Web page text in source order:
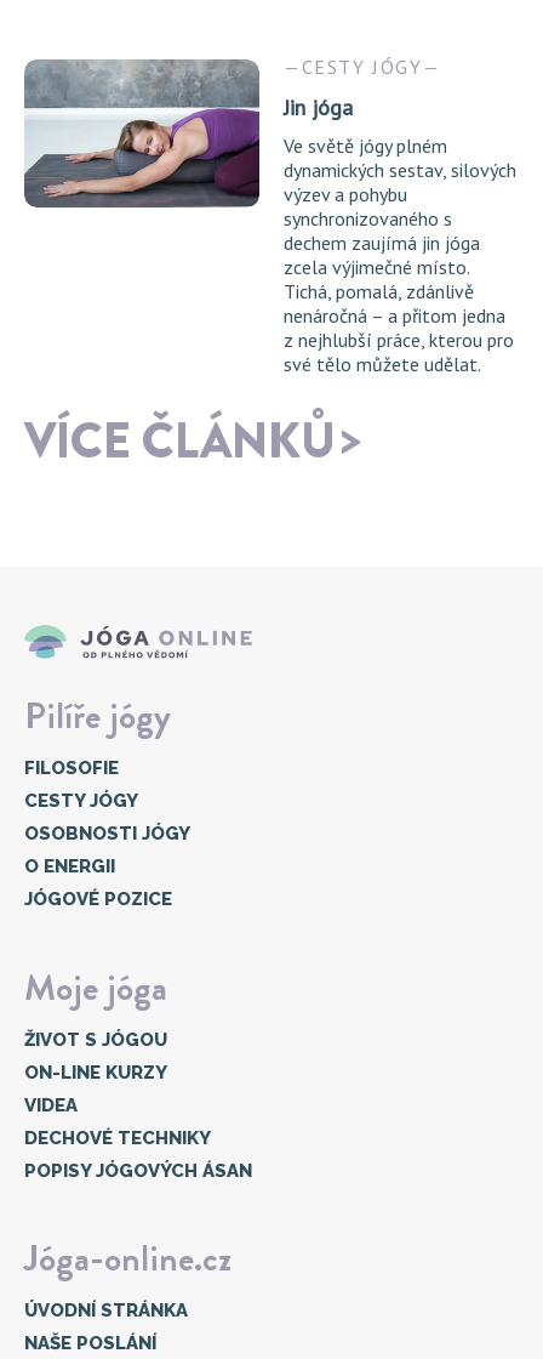
CESTY JÓGY
Jin jóga
Ve světě jógy plném
dynamických sestav, silových
výzev a pohybu
synchronizovaného s
dechem zaujímá jin jóga
zcela výjimečné místo.
Tichá, pomalá, zdánlivě
nenáročná – a přitom jedna
z nejhlubší práce, kterou pro
své tělo můžete udělat.
VÍCE ČLÁNKŮ
Pilíře jógy
FILOSOFIE
CESTY JÓGY
OSOBNOSTI JÓGY
O ENERGII
JÓGOVÉ POZICE
Moje jóga
ŽIVOT S JÓGOU
ON-LINE KURZY
VIDEA
DECHOVÉ TECHNIKY
POPISY JÓGOVÝCH ÁSAN
Jóga-online.cz
ÚVODNÍ STRÁNKA
NAŠE POSLÁNÍ